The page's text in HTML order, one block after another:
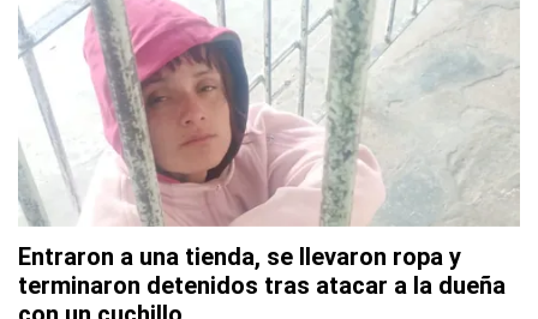
Entraron a una tienda, se llevaron ropa y
terminaron detenidos tras atacar a la dueña